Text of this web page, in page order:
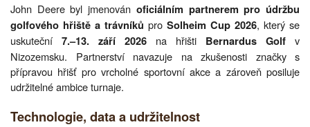
John Deere byl jmenován oficiálním partnerem pro údržbu
golfového hřiště a trávníků pro Solheim Cup 2026, který se
uskuteční 7.–13. září 2026 na hřišti Bernardus Golf v
Nizozemsku. Partnerství navazuje na zkušenosti značky s
přípravou hřišť pro vrcholné sportovní akce a zároveň posiluje
udržitelné ambice turnaje.
Technologie, data a udržitelnost